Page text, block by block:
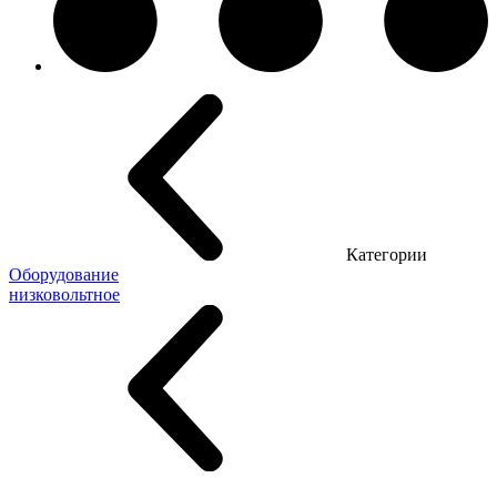
Категории
Оборудование
низковольтное